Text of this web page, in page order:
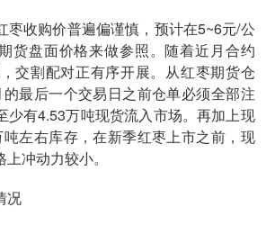
枣收购价普遍偏谨慎，预计在5~6元/公
货盘面价格来做参照。随着近月合约
交割配对正有序开展。从红枣期货仓
最后一个交易日之前仓单必须全部注
少有4.53万吨现货流入市场。再加上现
左右库存，在新季红枣上市之前，现
冲动力较小。
况